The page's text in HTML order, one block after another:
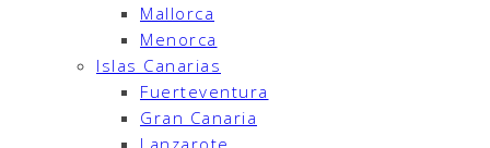
Mallorca
Menorca
Islas Canarias
Fuerteventura
Gran Canaria